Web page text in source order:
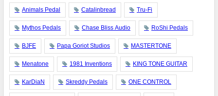
Animals Pedal Catalinbread Tru-Fi
Mythos Pedals Chase Bliss Audio RoShi Pedals
BJFE Papa Goriot Studios MASTERTONE
Menatone 1981 Inventions KING TONE GUITAR
KarDiaN Skreddy Pedals ONE CONTROL